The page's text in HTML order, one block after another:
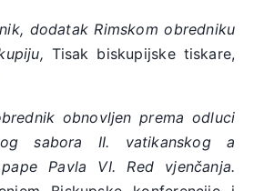
dodatak Rimskom obredniku
Tisak biskupijske tiskare,
obnovljen prema odluci
sabora II. vatikanskog a
Pavla VI. Red vjenčanja.